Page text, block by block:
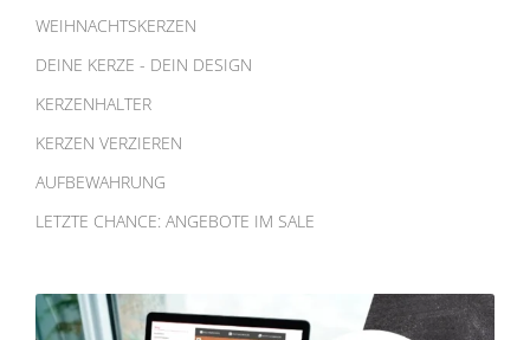
WEIHNACHTSKERZEN
DEINE KERZE - DEIN DESIGN
KERZENHALTER
KERZEN VERZIEREN
AUFBEWAHRUNG
LETZTE CHANCE: ANGEBOTE IM SALE